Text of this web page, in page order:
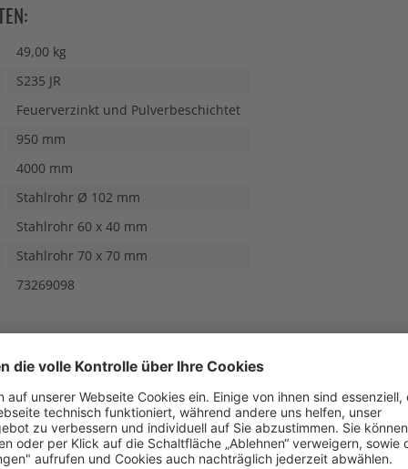
49,00 kg
S235 JR
Feuerverzinkt und Pulverbeschichtet
950 mm
4000 mm
Stahlrohr Ø 102 mm
Stahlrohr 60 x 40 mm
Stahlrohr 70 x 70 mm
73269098